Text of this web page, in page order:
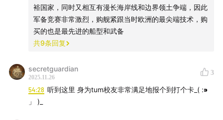
图五：20世纪初克虏伯集团位于莱茵豪森的冶炼厂 ↑
裕国家，同时又相互有漫长海岸线和边界领土争端，因此
军备竞赛非常激烈，购舰紧跟当时欧洲的最尖端技术，购
买的也是最先进的船型和武备
共9条回复
secretguardian
2025.11.26
3
54:28 听到这里 身为tum校友非常满足地报个到打个卡_( :⁍
」 )_